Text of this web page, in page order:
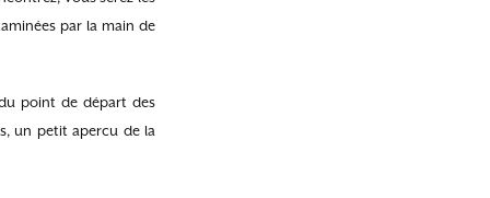
par la main de
point de départ des
un petit apercu de la